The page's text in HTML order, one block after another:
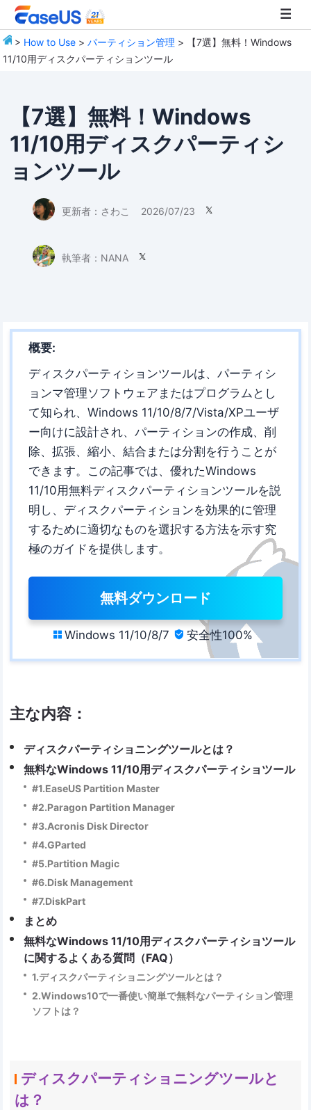
> How to Use >パーティション管理 > 【7選】無料！Windows
11/10用ディスクパーティションツール
【7選】無料！Windows
11/10用ディスクパーティシ
ョンツール
更新者： さわこ 2026/07/23 
執筆者： NANA 
概要:
ディスクパーティションツールは、パーティシ
ョンマ管理ソフトウェアまたはプログラムとし
て知られ、Windows 11/10/8/7/Vista/XPユーザ
ー向けに設計され、パーティションの作成、削
除、拡張、縮小、結合または分割を行うことが
できます。この記事では、優れたWindows
11/10用無料ディスクパーティションツールを説
明し、ディスクパーティションを効果的に管理
するために適切なものを選択する方法を示す究
極のガイドを提供します。
無料ダウンロード
 Windows 11/10/8/7  安全性100%
主な内容：
ディスクパーティショニングツールとは？
無料なWindows 11/10用ディスクパーティショツール
#1.EaseUS Partition Master
#2.Paragon Partition Manager
#3.Acronis Disk Director
#4.GParted
#5.Partition Magic
#6.Disk Management
#7.DiskPart
まとめ
無料なWindows 11/10用ディスクパーティショツール
に関するよくある質問（FAQ）
1.ディスクパーティショニングツールとは？
2.Windows10で一番使い簡単で無料なパーティション管理
ソフトは？
ディスクパーティショニングツールと
は？